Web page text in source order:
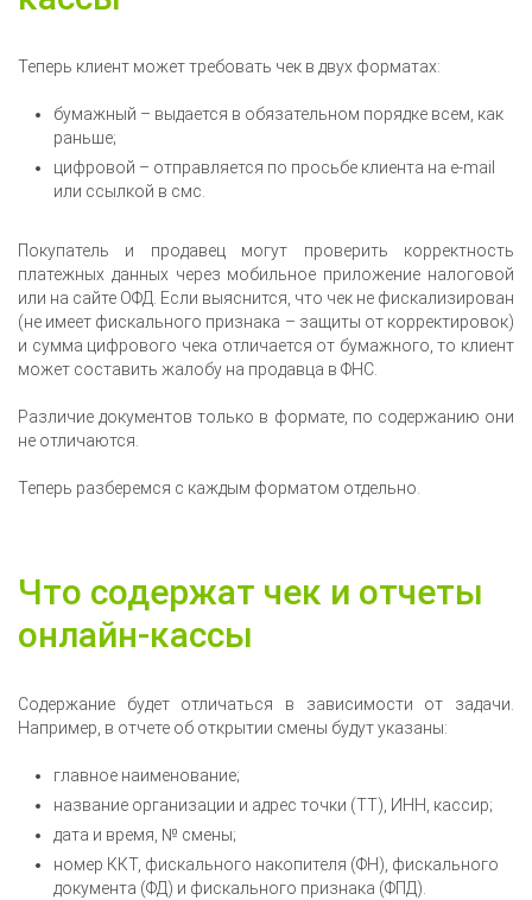
Теперь клиент может требовать чек в двух форматах:
бумажный – выдается в обязательном порядке всем, как
раньше;
цифровой – отправляется по просьбе клиента на e-mail
или ссылкой в смс.
Покупатель и продавец могут проверить корректность
платежных данных через мобильное приложение налоговой
или на сайте ОФД. Если выяснится, что чек не фискализирован
(не имеет фискального признака – защиты от корректировок)
и сумма цифрового чека отличается от бумажного, то клиент
может составить жалобу на продавца в ФНС.
Различие документов только в формате, по содержанию они
не отличаются.
Теперь разберемся с каждым форматом отдельно.
Что содержат чек и отчеты
онлайн-кассы
Содержание будет отличаться в зависимости от задачи.
Например, в отчете об открытии смены будут указаны:
главное наименование;
название организации и адрес точки (ТТ), ИНН, кассир;
дата и время, № смены;
номер ККТ, фискального накопителя (ФН), фискального
документа (ФД) и фискального признака (ФПД).